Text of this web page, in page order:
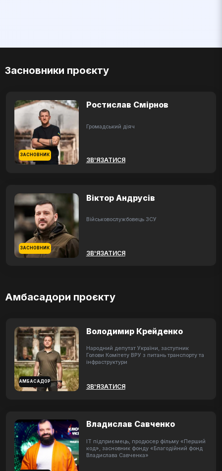
Засновники проєкту
ЗАСНОВНИК
Ростислав Смірнов
Громадський діяч
ЗВ'ЯЗАТИСЯ
ЗАСНОВНИК
Віктор Андрусів
Військовослужбовець ЗСУ
ЗВ'ЯЗАТИСЯ
Амбасадори проєкту
АМБАСАДОР
Володимир Крейденко
Народний депутат України, заступник
Голови Комітету ВРУ з питань транспорту та
інфраструктури
ЗВ'ЯЗАТИСЯ
Владислав Савченко
ІТ підприємець, продюсер фільму «Перший
код», засновник фонду «Благодійний фонд
Владислава Савченка»